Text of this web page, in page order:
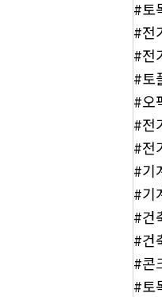
#토
#전
#전
#토
#오
#전
#전
#기
#기
#건
#건
#콘
#토